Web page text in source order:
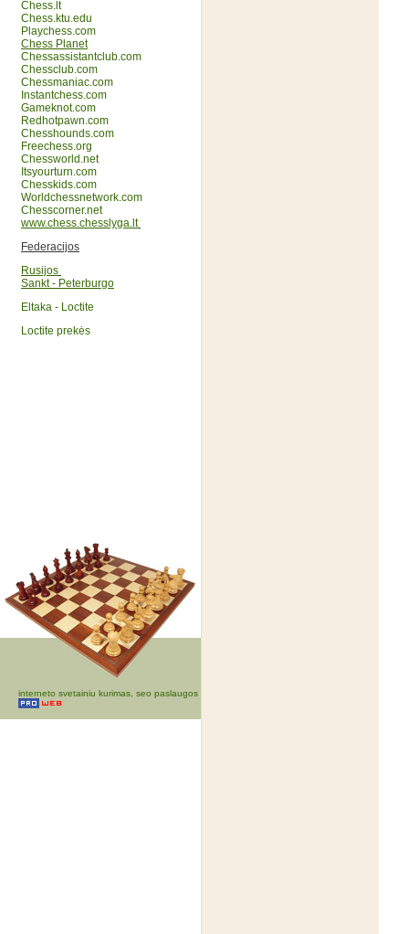
Chess.lt
Chess.ktu.edu
Playchess.com
Chess Planet
Chessassistantclub.com
Chessclub.com
Chessmaniac.com
Instantchess.com
Gameknot.com
Redhotpawn.com
Chesshounds.com
Freechess.org
Chessworld.net
Itsyourturn.com
Chesskids.com
Worldchessnetwork.com
Chesscorner.net
www.chess.chesslyga.lt
Federacijos
Rusijos
Sankt - Peterburgo
Eltaka - Loctite
Loctite prekės
interneto svetainiu kurimas, seo paslaugos